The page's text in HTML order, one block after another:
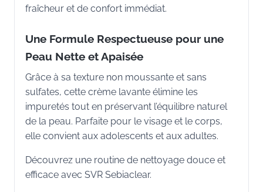
fraîcheur et de confort immédiat.
Une Formule Respectueuse pour une
Peau Nette et Apaisée
Grâce à sa texture non moussante et sans
sulfates, cette crème lavante élimine les
impuretés tout en préservant l’équilibre naturel
de la peau. Parfaite pour le visage et le corps,
elle convient aux adolescents et aux adultes.
Découvrez une routine de nettoyage douce et
efficace avec SVR Sebiaclear.